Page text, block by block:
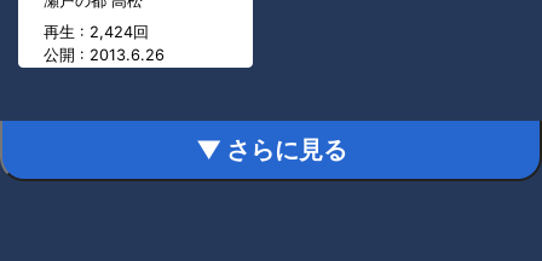
再生 : 2,424回
公開 : 2013.6.26
▼ さらに見る